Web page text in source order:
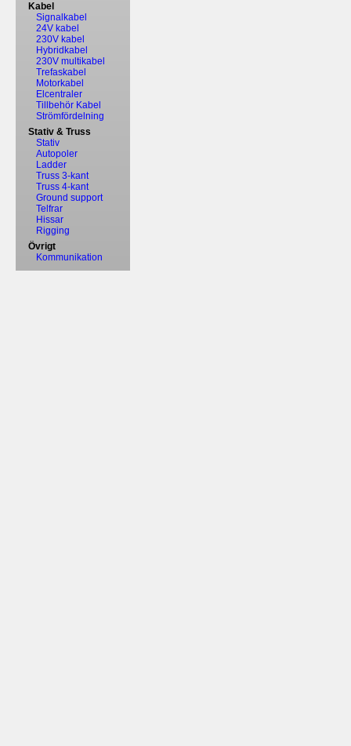
Kabel
Signalkabel
24V kabel
230V kabel
Hybridkabel
230V multikabel
Trefaskabel
Motorkabel
Elcentraler
Tillbehör Kabel
Strömfördelning
Stativ & Truss
Stativ
Autopoler
Ladder
Truss 3-kant
Truss 4-kant
Ground support
Telfrar
Hissar
Rigging
Övrigt
Kommunikation